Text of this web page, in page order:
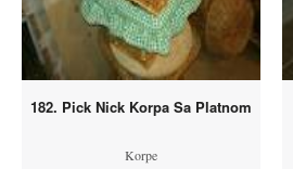
182. Pick Nick Korpa Sa Platnom
Korpe